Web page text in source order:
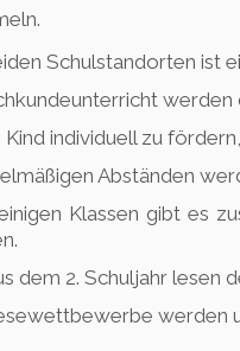
Schulstandorten ist
Kind individuell zu
Abständen
Klassen gibt es
dem 2. Schuljahr lesen
werden